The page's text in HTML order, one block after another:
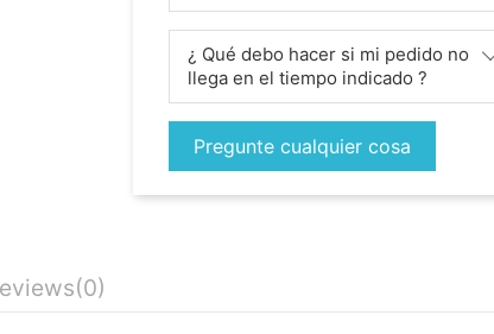
¿ Qué debo hacer si mi pedido no
llega en el tiempo indicado ?
Pregunte cualquier cosa
(0)